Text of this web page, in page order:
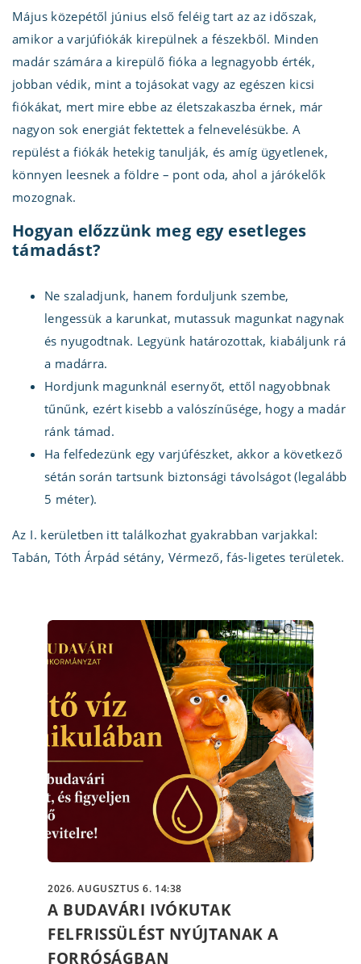
Május közepétől június első feléig tart az az időszak,
amikor a varjúfiókák kirepülnek a fészekből. Minden
madár számára a kirepülő fióka a legnagyobb érték,
jobban védik, mint a tojásokat vagy az egészen kicsi
fiókákat, mert mire ebbe az életszakaszba érnek, már
nagyon sok energiát fektettek a felnevelésükbe. A
repülést a fiókák hetekig tanulják, és amíg ügyetlenek,
könnyen leesnek a földre – pont oda, ahol a járókelők
mozognak.
Hogyan előzzünk meg egy esetleges
támadást?
Ne szaladjunk, hanem forduljunk szembe,
lengessük a karunkat, mutassuk magunkat nagynak
és nyugodtnak. Legyünk határozottak, kiabáljunk rá
a madárra.
Hordjunk magunknál esernyőt, ettől nagyobbnak
tűnűnk, ezért kisebb a valószínűsége, hogy a madár
ránk támad.
Ha felfedezünk egy varjúfészket, akkor a következő
sétán során tartsunk biztonsági távolságot (legalább
5 méter).
Az I. kerületben itt találkozhat gyakrabban varjakkal:
Tabán, Tóth Árpád sétány, Vérmező, fás-ligetes területek.
2026. AUGUSZTUS 6. 14:38
A BUDAVÁRI IVÓKUTAK
FELFRISSÜLÉST NYÚJTANAK A
FORRÓSÁGBAN